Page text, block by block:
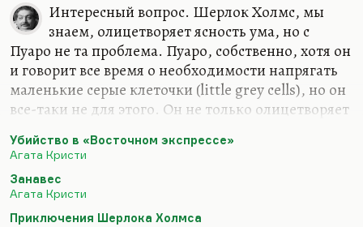
Интересный вопрос. Шерлок Холмс, мы
знаем, олицетворяет ясность ума, но с
Пуаро не та проблема. Пуаро, собственно, хотя он
и говорит все время о необходимости напрягать
маленькие серые клеточки (little grey cells), но он
все-таки не для этого. Он не только олицетворяет
божественное вмешательство в судьбу. Он не
только сыщик. Он — участник жизни. Как и Мисс
Марпл, кстати. Он перевязывает какие-то важные
узелки. Именно поэтому Пуаро не разоблачает
Убийство в «Восточном экспрессе»
Агата Кристи
Занавес
Агата Кристи
Приключения Шерлока Холмса